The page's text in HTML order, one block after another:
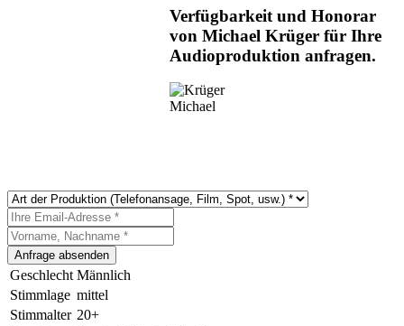
Verfügbarkeit und Honorar
von Michael Krüger für Ihre
Audioproduktion anfragen.
Geschlecht Männlich
Stimmlage mittel
Stimmalter 20+